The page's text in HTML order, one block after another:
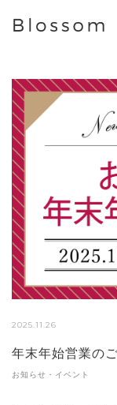
2025.11.26
年末年始営業の
お知らせ・イベント